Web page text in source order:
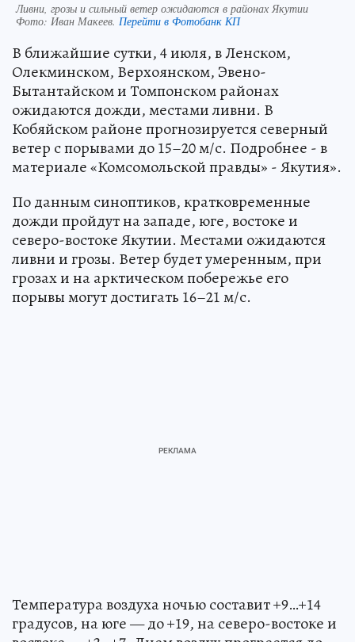
Ливни, грозы и сильный ветер ожидаются в районах Якутии
Фото: Иван Макеев. Перейти в Фотобанк КП
В ближайшие сутки, 4 июля, в Ленском,
Олекминском, Верхоянском, Эвено-
Бытантайском и Томпонском районах
ожидаются дожди, местами ливни. В
Кобяйском районе прогнозируется северный
ветер с порывами до 15–20 м/с. Подробнее - в
материале «Комсомольской правды» - Якутия».
По данным синоптиков, кратковременные
дожди пройдут на западе, юге, востоке и
северо-востоке Якутии. Местами ожидаются
ливни и грозы. Ветер будет умеренным, при
грозах и на арктическом побережье его
порывы могут достигать 16–21 м/с.
Температура воздуха ночью составит +9…+14
градусов, на юге — до +19, на северо-востоке и